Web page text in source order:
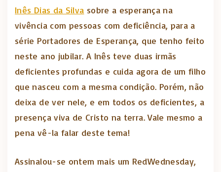
Inês Dias da Silva sobre a esperança na
vivência com pessoas com deficiência, para a
série Portadores de Esperança, que tenho feito
neste ano jubilar. A Inês teve duas irmãs
deficientes profundas e cuida agora de um filho
que nasceu com a mesma condição. Porém, não
deixa de ver nele, e em todos os deficientes, a
presença viva de Cristo na terra. Vale mesmo a
pena vê-la falar deste tema!
Assinalou-se ontem mais um RedWednesday,